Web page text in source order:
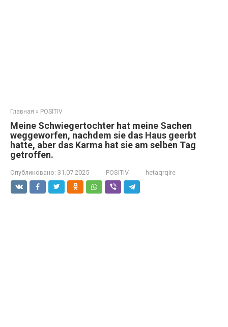
Главная » POSITIV
Meine Schwiegertochter hat meine Sachen
weggeworfen, nachdem sie das Haus geerbt
hatte, aber das Karma hat sie am selben Tag
getroffen.
Опубликовано: 31.07.2025 POSITIV hetaqrqire